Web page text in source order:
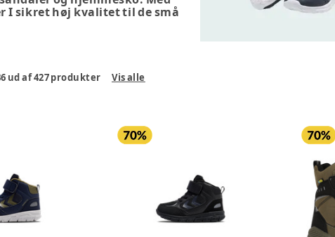
I sikret høj kvalitet til de små
ud af427produkter Vis alle